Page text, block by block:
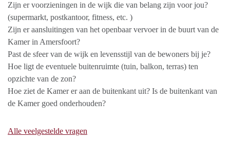
Zijn er voorzieningen in de wijk die van belang zijn voor jou?
(supermarkt, postkantoor, fitness, etc. )
Zijn er aansluitingen van het openbaar vervoer in de buurt van de
Kamer in Amersfoort?
Past de sfeer van de wijk en levensstijl van de bewoners bij je?
Hoe ligt de eventuele buitenruimte (tuin, balkon, terras) ten
opzichte van de zon?
Hoe ziet de Kamer er aan de buitenkant uit? Is de buitenkant van
de Kamer goed onderhouden?
Alle veelgestelde vragen